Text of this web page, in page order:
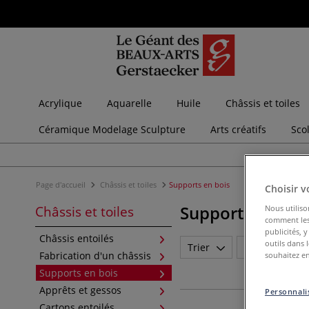
Acrylique Aquarelle Huile Châssis et toiles
Céramique Modelage Sculpture
Arts créatifs
Page d'accueil Châssis et toiles Supports en bois
Châssis et toiles
Châssis entoilés
Fabrication d'un châssis
Supports en bois
Apprêts et gessos
Supports en
Trier Marque
Choisir
Nous
comment
publicités, y
outils dans
souhaitez